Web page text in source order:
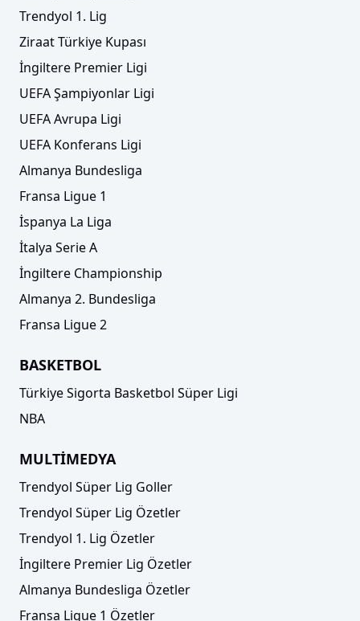
Trendyol 1. Lig
Ziraat Türkiye Kupası
İngiltere Premier Ligi
UEFA Şampiyonlar Ligi
UEFA Avrupa Ligi
UEFA Konferans Ligi
Almanya Bundesliga
Fransa Ligue 1
İspanya La Liga
İtalya Serie A
İngiltere Championship
Almanya 2. Bundesliga
Fransa Ligue 2
BASKETBOL
Türkiye Sigorta Basketbol Süper Ligi
NBA
MULTİMEDYA
Trendyol Süper Lig Goller
Trendyol Süper Lig Özetler
Trendyol 1. Lig Özetler
İngiltere Premier Lig Özetler
Almanya Bundesliga Özetler
Fransa Ligue 1 Özetler